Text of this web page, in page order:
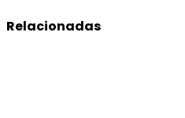
Relacionadas